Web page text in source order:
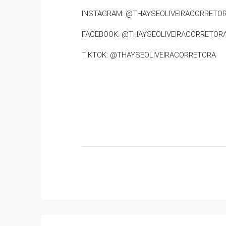
INSTAGRAM:
FACEBOOK:
TIKTOK: @THAYSEOLIVEIRACORRETORA